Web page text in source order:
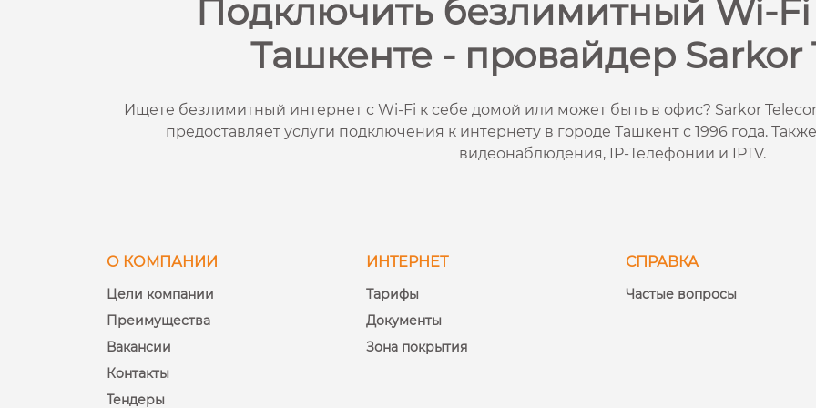
Подключить безлимитный Wi-Fi
Ташкенте - провайдер Sarkor
Ищете безлимитный интернет с Wi-Fi к себе домой или может быть в офис? Sarkor
предоставляет услуги подключения к интернету в городе Ташкент с 1996 года.
видеонаблюдения, IP-Телефонии и IPTV.
О КОМПАНИИ
Цели компании
Преимущества
Вакансии
Контакты
Тендеры
ИНТЕРНЕТ
Тарифы
Документы
Зона покрытия
СПРАВКА
Частые вопросы